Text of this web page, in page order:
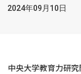
2024年09月10日
中央大学教育力研